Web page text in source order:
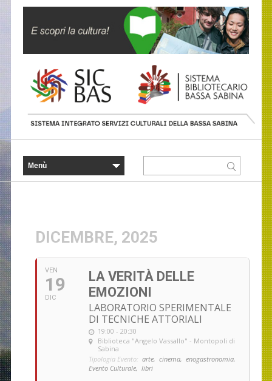
DICEMBRE, 2025
VEN
19
DIC
LA VERITÀ DELLE
EMOZIONI
LABORATORIO SPERIMENTALE
DI TECNICHE ATTORIALI
19:00 - 20:30
Biblioteca "Angelo Vassallo" - Montopoli di
Sabina
Tipologia Evento: arte, cinema, enogastronomia,
Evento Culturale, libri